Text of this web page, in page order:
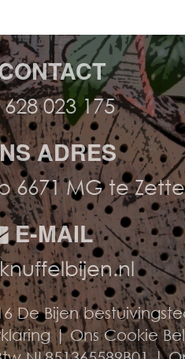
023 175
ADRES
6671 MG te
E-MAIL
De Bijen
|Ons Cookie